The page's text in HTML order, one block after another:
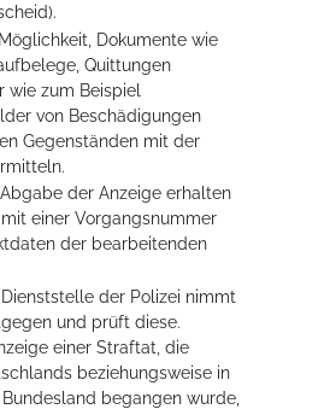
Dokumente wie
Quittungen
wie zum Beispiel
von Beschädigungen
Gegenständen mit der
der Anzeige erhalten
einer Vorgangsnummer
der bearbeitenden
der Polizei nimmt
und prüft diese.
einer Straftat, die
beziehungsweise in
begangen wurde,